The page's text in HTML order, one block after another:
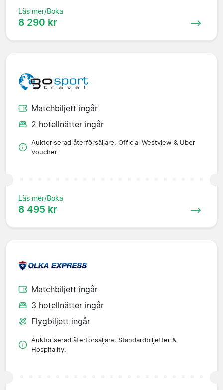
Läs mer/Boka
8 290 kr
Matchbiljett ingår
2 hotellnätter ingår
Auktoriserad återförsäljare, Official Westview & Uber
Voucher
Läs mer/Boka
8 495 kr
Matchbiljett ingår
3 hotellnätter ingår
Flygbiljett ingår
Auktoriserad återförsäljare. Standardbiljetter &
Hospitality.